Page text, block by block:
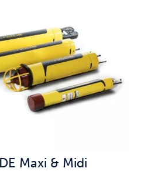
Maxi & Midi